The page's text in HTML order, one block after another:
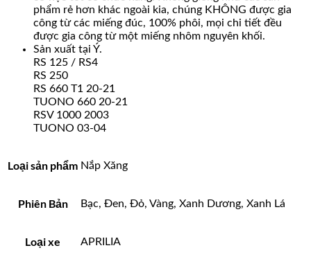
phẩm rẻ hơn khác ngoài kia, chúng KHÔNG được gia
công từ các miếng đúc, 100% phôi, mọi chi tiết đều
được gia công từ một miếng nhôm nguyên khối.
Sản xuất tại Ý.
RS 125 / RS4
RS 250
RS 660 T1 20-21
TUONO 660 20-21
RSV 1000 2003
TUONO 03-04
Loại sản phẩm Nắp Xăng
Phiên Bản Bạc, Đen, Đỏ, Vàng, Xanh Dương, Xanh Lá
Loại xe APRILIA